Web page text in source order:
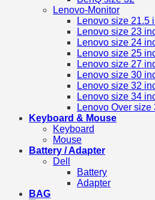
Lenovo-Monitor
Lenovo size 21.5
Lenovo size 23
Lenovo size 24
Lenovo size 25
Lenovo size 27
Lenovo size 30
Lenovo size 32
Lenovo size 34
Lenovo Over size
Keyboard & Mouse
Keyboard
Mouse
Battery / Adapter
Dell
Battery
Adapter
BAG